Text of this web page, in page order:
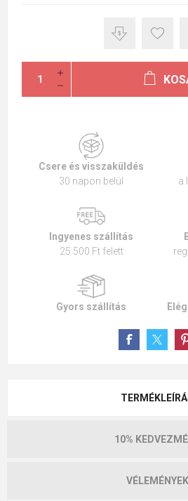
Csere és visszaküldés
30 napon belül
a
Ingyenes szállítás
25 500 Ft felett
Gyors szállítás
10%
VÉLEMÉNYEK